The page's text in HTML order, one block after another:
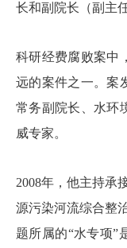
长和副院长（副主
科研经费腐败案中
远的案件之一。案
常务副院长、水环
威专家。
2008年，他主持承
源污染河流综合整
题所属的“水专项”